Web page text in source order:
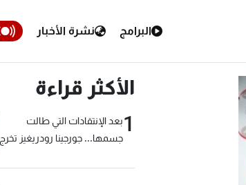
البرامج نشرة الأخبار
الأكثر قراءة
1بعد الإنتقادات التي طالت
جسمها... جورجينا رودريغيز تخرج